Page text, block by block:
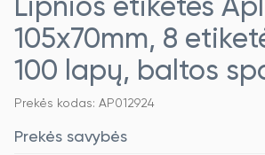
Lipnios etiketės
105x70mm, 8
100 lapų, baltos
Prekės kodas: AP012924
Prekės savybės